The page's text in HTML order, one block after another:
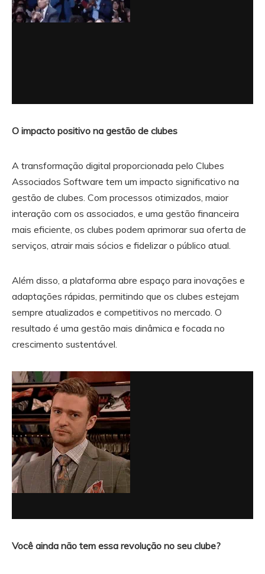
O impacto positivo na gestão de clubes
A transformação digital proporcionada pelo Clubes
Associados Software tem um impacto significativo na
gestão de clubes. Com processos otimizados, maior
interação com os associados, e uma gestão financeira
mais eficiente, os clubes podem aprimorar sua oferta de
serviços, atrair mais sócios e fidelizar o público atual.
Além disso, a plataforma abre espaço para inovações e
adaptações rápidas, permitindo que os clubes estejam
sempre atualizados e competitivos no mercado. O
resultado é uma gestão mais dinâmica e focada no
crescimento sustentável.
Você ainda não tem essa revolução no seu clube?